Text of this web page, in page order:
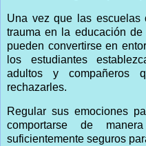
Una vez que las escuelas
trauma en la educación
pueden convertirse en
los estudiantes
adultos y compañeros
rechazarles.
Regular sus emociones
comportarse de
suficientemente seguros